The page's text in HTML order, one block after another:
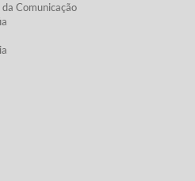
Comunicação